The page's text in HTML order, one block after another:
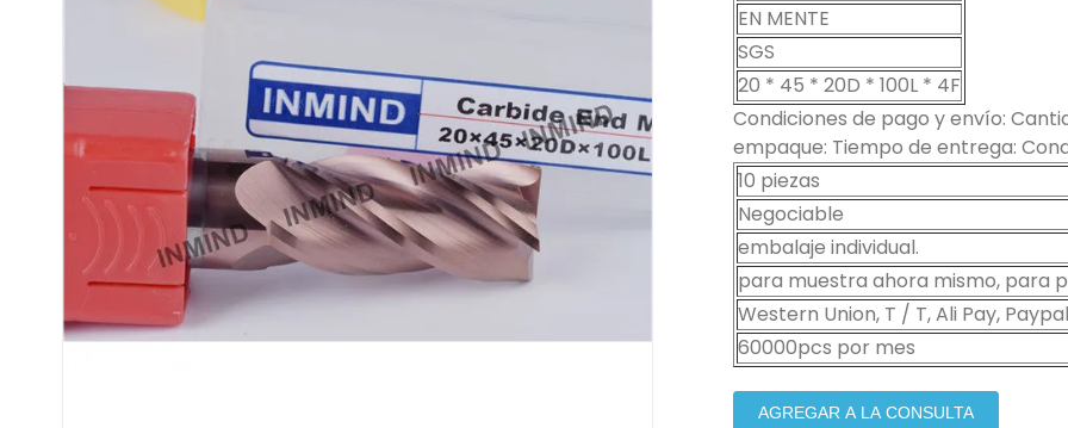
EN MENTE
SGS
20 * 45 * 20D * 100L * 4F
Condiciones de pago y envío:
empaque: Tiempo de entrega:
10 piezas
Negociable
embalaje individual.
para muestra ahora mismo, para
Western Union, T / T, Ali Pay,
60000pcs por mes
AGREGAR A LA CONSULTA